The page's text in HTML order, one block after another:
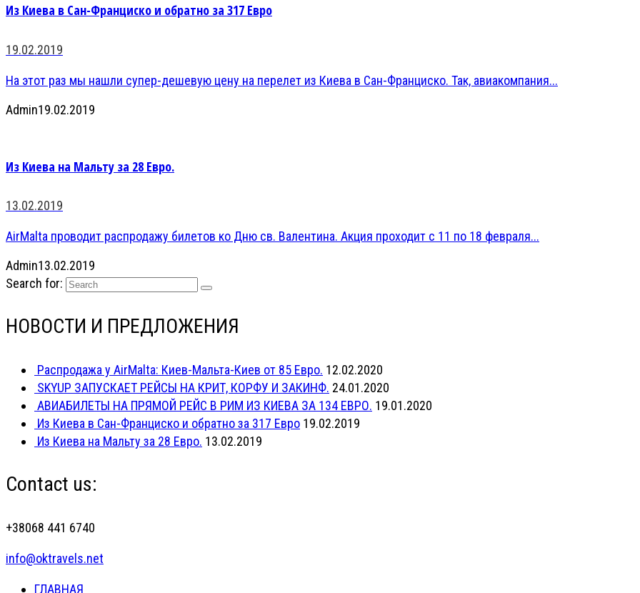
Из Киева в Сан-Франциско и обратно за 317 Евро
19.02.2019
На этот раз мы нашли супер-дешевую цену на перелет из Киева в Сан-Франциско. Так, авиакомпания...
Admin19.02.2019
Из Киева на Мальту за 28 Евро.
13.02.2019
AirMalta проводит распродажу билетов ко Дню св. Валентина. Акция проходит с 11 по 18 февраля...
Admin13.02.2019
Search for:
НОВОСТИ И ПРЕДЛОЖЕНИЯ
Распродажа у AirMalta: Киев-Мальта-Киев от 85 Евро. 12.02.2020
SKYUP ЗАПУСКАЕТ РЕЙСЫ НА КРИТ, КОРФУ И ЗАКИНФ. 24.01.2020
АВИАБИЛЕТЫ НА ПРЯМОЙ РЕЙС В РИМ ИЗ КИЕВА ЗА 134 ЕВРО. 19.01.2020
Из Киева в Сан-Франциско и обратно за 317 Евро 19.02.2019
Из Киева на Мальту за 28 Евро. 13.02.2019
Contact us:
+38068 441 6740
info@oktravels.net
ГЛАВНАЯ